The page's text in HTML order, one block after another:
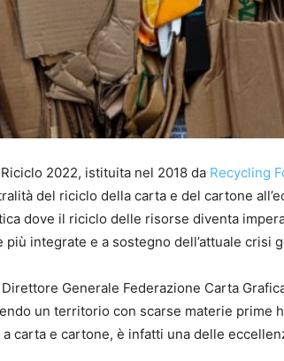
2022, istituita nel 2018 da Recycling
del riciclo della carta e del cartone
dove il riciclo delle risorse diventa
integrate e a sostegno dell’attuale crisi
Generale Federazione Carta
un territorio con scarse materie prime
carta e cartone, è infatti una delle